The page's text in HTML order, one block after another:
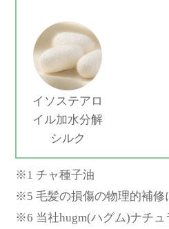
イソステアロ
イル加水分解
シルク
※1 チャ種子油
※5 毛髪の損傷の物理的補修
※6 当社hugm(ハグム)ナチ